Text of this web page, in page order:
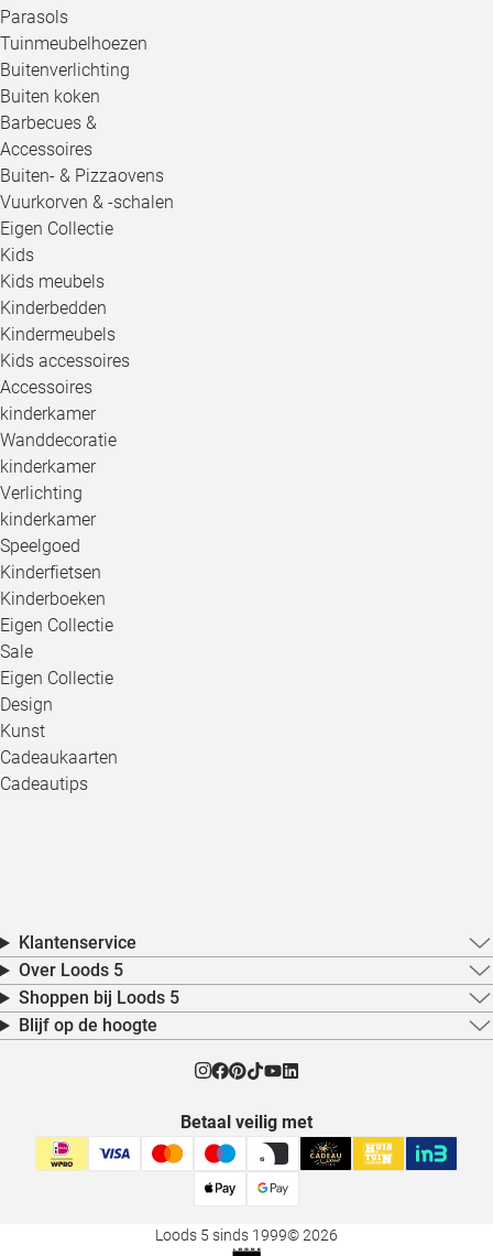
Parasols
Tuinmeubelhoezen
Buitenverlichting
Buiten koken
Barbecues &
Accessoires
Buiten- & Pizzaovens
Vuurkorven & -schalen
Eigen Collectie
Kids
Kids meubels
Kinderbedden
Kindermeubels
Kids accessoires
Accessoires
kinderkamer
Wanddecoratie
kinderkamer
Verlichting
kinderkamer
Speelgoed
Kinderfietsen
Kinderboeken
Eigen Collectie
Sale
Eigen Collectie
Design
Kunst
Cadeaukaarten
Cadeautips
Klantenservice
Over Loods 5
Shoppen bij Loods 5
Blijf op de hoogte
Betaal veilig met
Loods 5 sinds 1999© 2026